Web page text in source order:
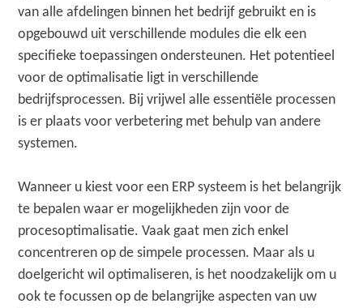
van alle afdelingen binnen het bedrijf gebruikt en is
opgebouwd uit verschillende modules die elk een
specifieke toepassingen ondersteunen. Het potentieel
voor de optimalisatie ligt in verschillende
bedrijfsprocessen. Bij vrijwel alle essentiële processen
is er plaats voor verbetering met behulp van andere
systemen.
Wanneer u kiest voor een ERP systeem is het belangrijk
te bepalen waar er mogelijkheden zijn voor de
procesoptimalisatie. Vaak gaat men zich enkel
concentreren op de simpele processen. Maar als u
doelgericht wil optimaliseren, is het noodzakelijk om u
ook te focussen op de belangrijke aspecten van uw